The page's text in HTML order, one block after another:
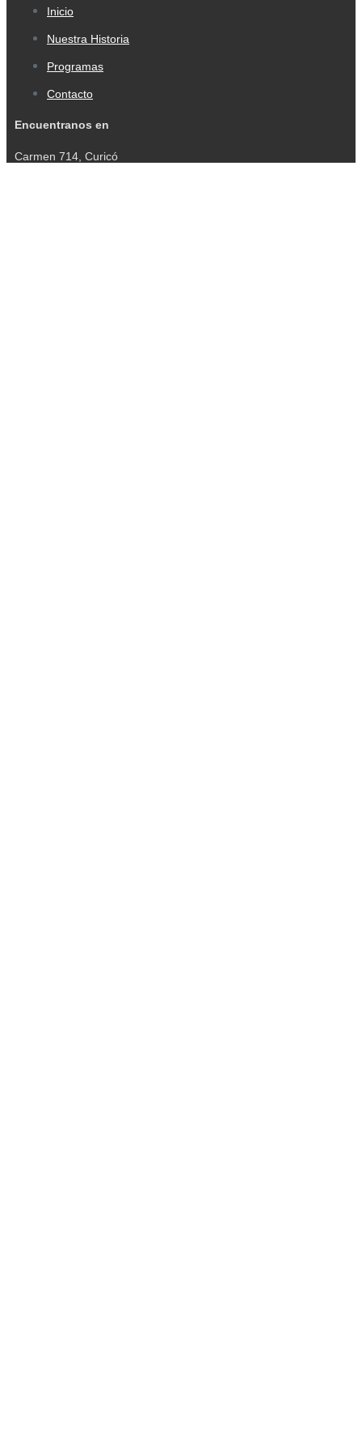
Inicio
Nuestra Historia
Programas
Contacto
Encuentranos en
Carmen 714, Curicó